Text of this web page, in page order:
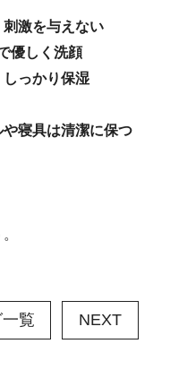
激を与えない
優しく洗顔
しっかり保湿
や寝具は清潔に保つ
覧 NEXT